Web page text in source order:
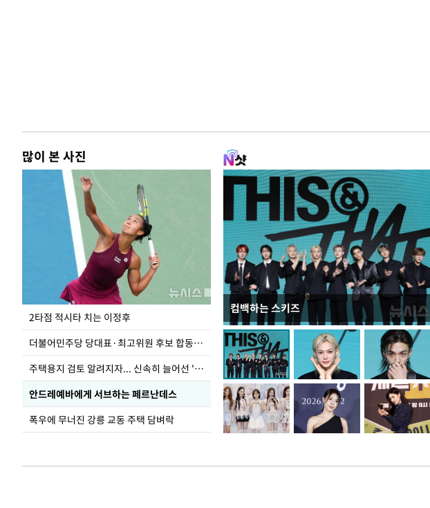
많이 본 사진
2타점 적시타 치는 이정후
더불어민주당 당대표·최고위원 후보 합동연설회
주택용지 검토 알려지자... 신속히 늘어선 '근조화환'
안드레예바에게 서브하는 페르난데스
폭우에 무너진 강릉 교동 주택 담벼락
컴백하는 스키즈
이번주 국회에는 무슨 일이? [뉴시스국회토pic]